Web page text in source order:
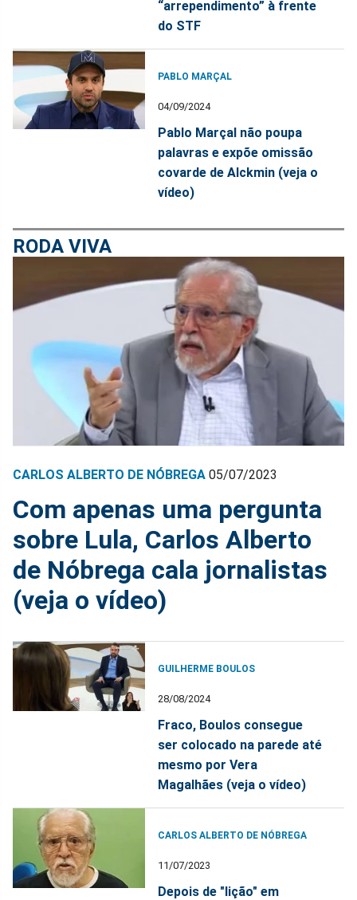
“arrependimento” à frente
do STF
PABLO MARÇAL
04/09/2024
Pablo Marçal não poupa
palavras e expõe omissão
covarde de Alckmin (veja o
vídeo)
RODA VIVA
CARLOS ALBERTO DE NÓBREGA 05/07/2023
Com apenas uma pergunta
sobre Lula, Carlos Alberto
de Nóbrega cala jornalistas
(veja o vídeo)
GUILHERME BOULOS
28/08/2024
Fraco, Boulos consegue
ser colocado na parede até
mesmo por Vera
Magalhães (veja o vídeo)
CARLOS ALBERTO DE NÓBREGA
11/07/2023
Depois de "lição" em